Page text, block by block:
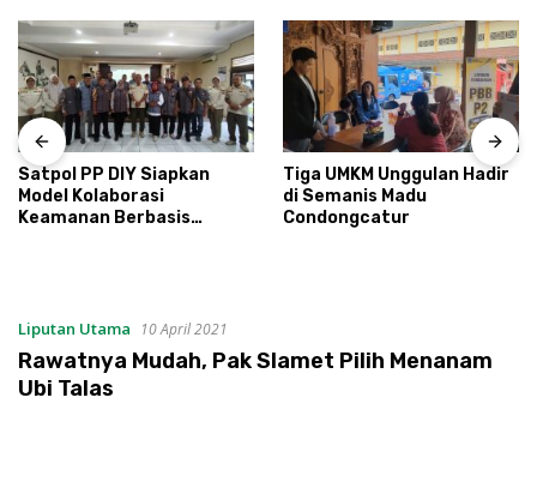
Satpol PP DIY Siapkan
Model Kolaborasi
Keamanan Berbasis
Tiga UMKM Unggulan Hadir
di Semanis Madu
Condongcatur
Liputan Utama 10 April 2021
Rawatnya Mudah, Pak Slamet Pilih Menanam
Ubi Talas